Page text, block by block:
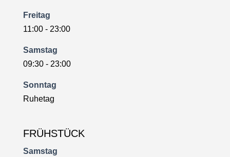
Freitag
11:00 - 23:00
Samstag
09:30 - 23:00
Sonntag
Ruhetag
FRÜHSTÜCK
Samstag